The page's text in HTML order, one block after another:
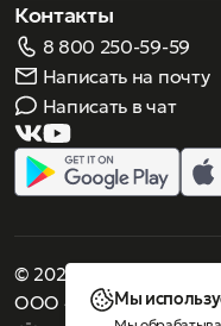
Контакты
8 800 250-59-59
Написать на почту
Написать в чат
© 2026 Роскошное
ООО «Люнеттес-
Мы